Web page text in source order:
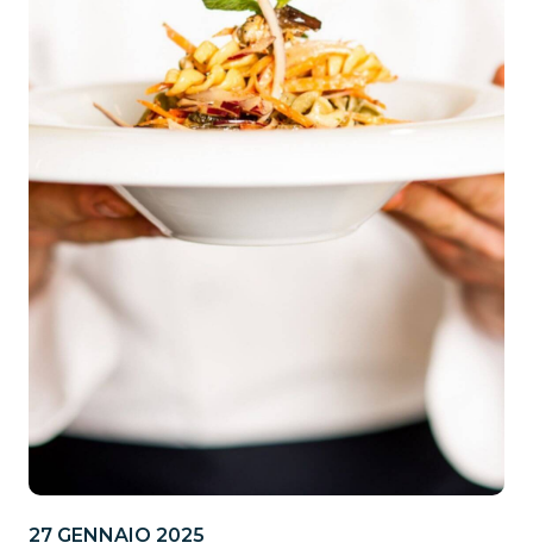
27 GENNAIO 2025